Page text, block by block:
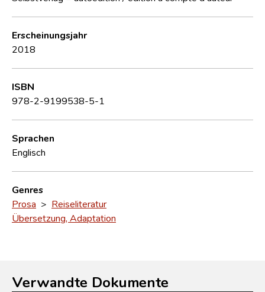
Erscheinungsjahr
2018
ISBN
978-2-9199538-5-1
Sprachen
Englisch
Genres
Prosa > Reiseliteratur
Übersetzung, Adaptation
Verwandte Dokumente